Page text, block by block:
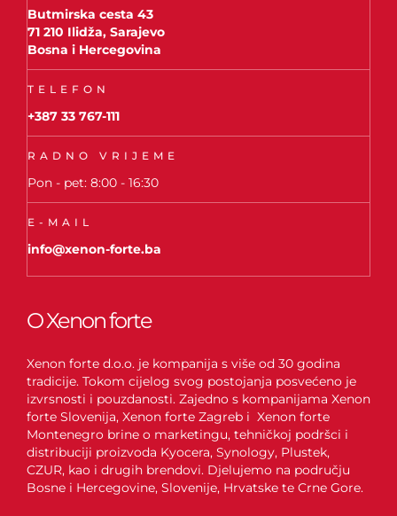
Butmirska cesta 43
71 210 Ilidža, Sarajevo
Bosna i Hercegovina
TELEFON
+387 33 767-111
RADNO VRIJEME
Pon - pet: 8:00 - 16:30
E-MAIL
info@xenon-forte.ba
O Xenon forte
Xenon forte d.o.o. je kompanija s više od 30 godina
tradicije. Tokom cijelog svog postojanja posvećeno je
izvrsnosti i pouzdanosti. Zajedno s kompanijama Xenon
forte Slovenija, Xenon forte Zagreb i Xenon forte
Montenegro brine o marketingu, tehničkoj podršci i
distribuciji proizvoda Kyocera, Synology, Plustek,
CZUR, kao i drugih brendovi. Djelujemo na području
Bosne i Hercegovine, Slovenije, Hrvatske te Crne Gore.